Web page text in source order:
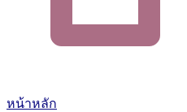
หน้าหลัก